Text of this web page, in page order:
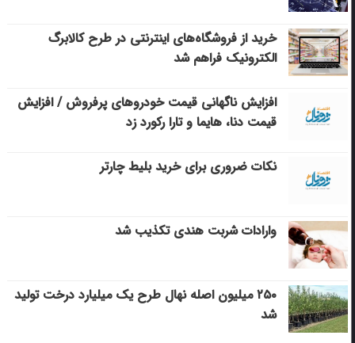
خرید از فروشگاه‌های اینترنتی در طرح کالابرگ
الکترونیک فراهم شد
افزایش ناگهانی قیمت خودروهای پرفروش / افزایش
قیمت دنا، هایما و تارا رکورد زد
نکات ضروری برای خرید بلیط چارتر
وارادات شربت هندی تکذیب شد
۲۵۰ میلیون اصله نهال طرح یک میلیارد درخت تولید
شد